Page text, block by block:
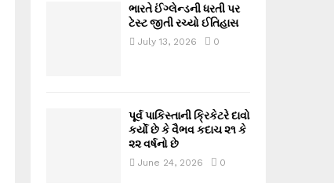
ભારતે ઈંગ્લેન્ડની ધરતી પર
ટેસ્ટ જીતી રચ્યો ઈતિહાસ
July 13, 2026 0
પૂર્વ પાકિસ્તાની ક્રિકેટરે દાવો
કર્યો છે કે વૈભવ કદાચ ૨૧ કે
૨૨ વર્ષનો છે
June 24, 2026 0